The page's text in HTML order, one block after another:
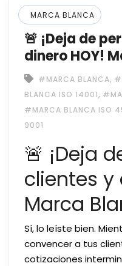
MARCA BLANCA
🚨 ¡Deja de
dinero HOY!
#MARCA BLANCA,
BLANCA ISO 14001,
#MARCA BLANCA ISO
9001
🚨 ¡Deja
clientes y
Marca
Sí, lo leíste bien.
convencer a tus
cotizaciones